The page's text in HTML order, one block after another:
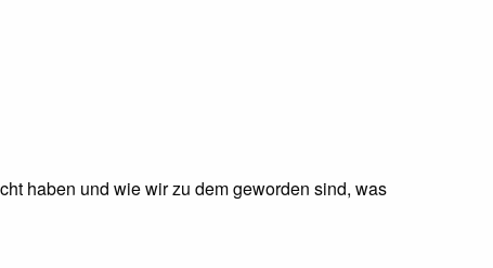
haben und wie wir zu dem geworden sind, was